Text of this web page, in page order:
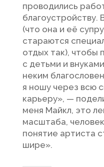
проводились
благоустройству.
(что она и её
стараются
отдых так), чтобы
с детьми и
неким
я ношу через всю
карьеру», —
меня Майкл, это
масштаба,
понятие артиста
шире».